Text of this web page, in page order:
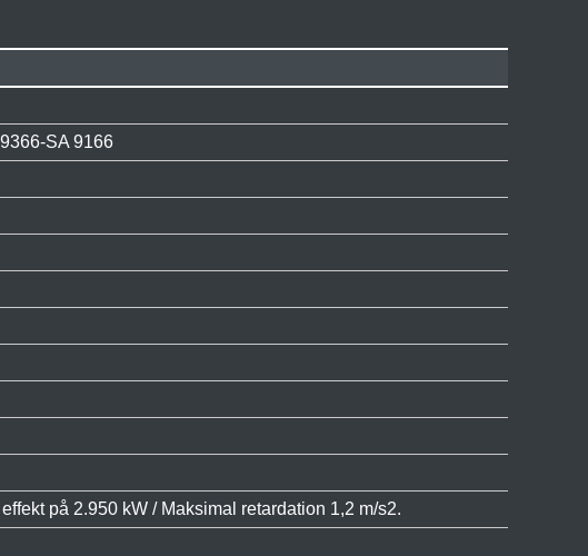
SA 9166
på 2.950 kW / Maksimal retardation 1,2 m/s2.